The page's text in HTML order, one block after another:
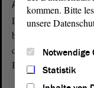
Ausschuss
Die intensivste
bestimmten Themen
die Themen für die
kommen. Bitte
unsere
Notwendige
Statistik